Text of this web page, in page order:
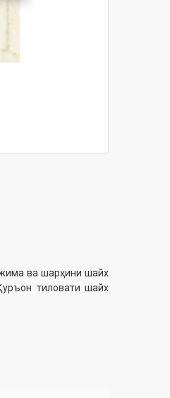
ва шарҳини шайх
тиловати шайх